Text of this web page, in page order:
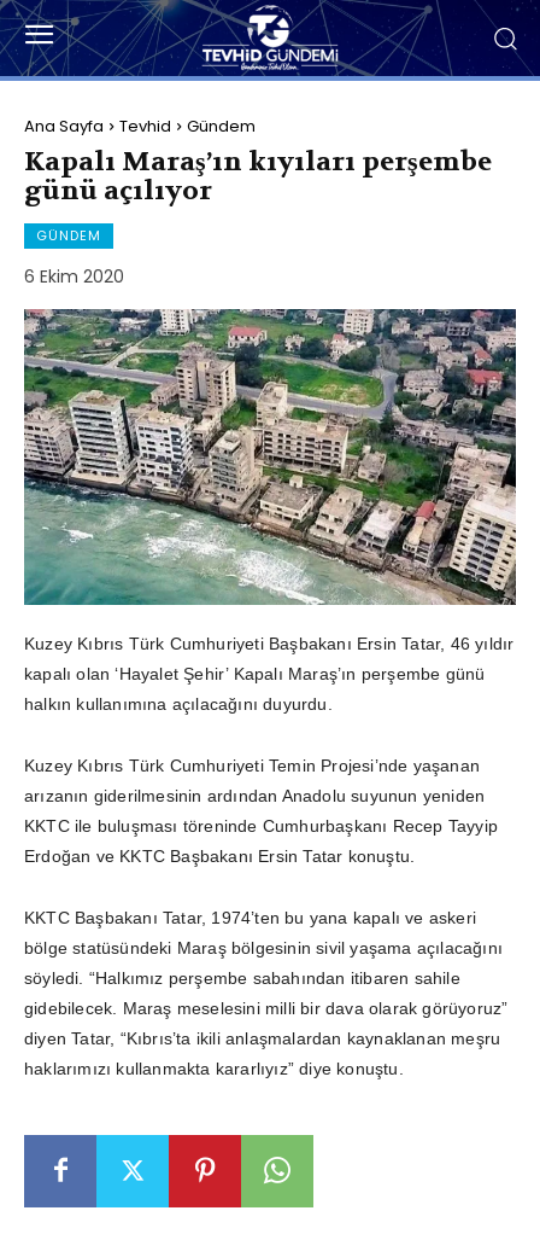
Ana Sayfa Tevhid Gündem
Kapalı Maraş’ın kıyıları perşembe
günü açılıyor
GÜNDEM
6 Ekim 2020
Kuzey Kıbrıs Türk Cumhuriyeti Başbakanı Ersin Tatar, 46 yıldır
kapalı olan ‘Hayalet Şehir’ Kapalı Maraş’ın perşembe günü
halkın kullanımına açılacağını duyurdu.
Kuzey Kıbrıs Türk Cumhuriyeti Temin Projesi’nde yaşanan
arızanın giderilmesinin ardından Anadolu suyunun yeniden
KKTC ile buluşması töreninde Cumhurbaşkanı Recep Tayyip
Erdoğan ve KKTC Başbakanı Ersin Tatar konuştu.
KKTC Başbakanı Tatar, 1974’ten bu yana kapalı ve askeri
bölge statüsündeki Maraş bölgesinin sivil yaşama açılacağını
söyledi. “Halkımız perşembe sabahından itibaren sahile
gidebilecek. Maraş meselesini milli bir dava olarak görüyoruz”
diyen Tatar, “Kıbrıs’ta ikili anlaşmalardan kaynaklanan meşru
haklarımızı kullanmakta kararlıyız” diye konuştu.